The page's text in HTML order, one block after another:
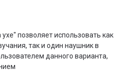
позволяет использовать как
так и один наушник в
данного варианта,